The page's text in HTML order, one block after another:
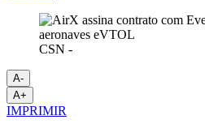
CSN -
A-
A+
IMPRIMIR